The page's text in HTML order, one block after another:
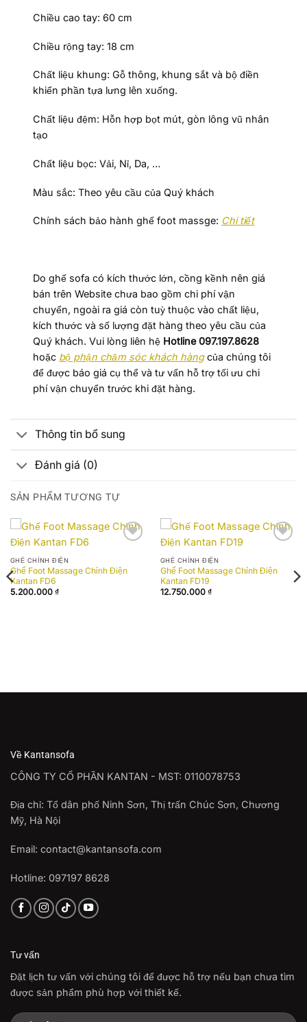
Chiều cao tay: 60 cm
Chiều rộng tay: 18 cm
Chất liệu khung: Gỗ thông, khung sắt và bộ điền
khiển phần tựa lưng lên xuống.
Chất liệu đệm: Hỗn hợp bọt mút, gòn lông vũ nhân
tạo
Chất liệu bọc: Vải, Nỉ, Da, …
Màu sắc: Theo yêu cầu của Quý khách
Chính sách bảo hành ghế foot massge: Chi tiết
Do ghế sofa có kích thước lớn, cồng kềnh nên giá
bán trên Website chưa bao gồm chi phí vận
chuyển, ngoài ra giá còn tuỳ thuộc vào chất liệu,
kích thước và số lượng đặt hàng theo yêu cầu của
Quý khách. Vui lòng liên hệ Hotline 097.197.8628
hoặc bộ phận chăm sóc khách hàngcủa chúng tôi
để được báo giá cụ thể và tư vấn hỗ trợ tối ưu chi
phí vận chuyển trước khi đặt hàng.
Thông tin bổ sung
Đánh giá (0)
SẢN PHẨM TƯƠNG TỰ
GHẾ CHỈNH ĐIỆN
Ghế Foot Massage Chỉnh Điện
Kantan FD6
5.200.000 ₫
GHẾ CHỈNH ĐIỆN
Ghế Foot Massage Chỉnh Điện
Kantan FD19
12.750.000 ₫
Về Kantansofa
CÔNG TY CỔ PHẦN KANTAN - MST: 0110078753
Địa chỉ: Tổ dân phố Ninh Sơn, Thị trấn Chúc Sơn, Chương
Mỹ, Hà Nội
Email: contact@kantansofa.com
Hotline: 097197 8628
Tư vấn
Đặt lịch tư vấn với chúng tôi để được hỗ trợ nếu bạn chưa tìm
được sản phẩm phù hợp với thiết kế.